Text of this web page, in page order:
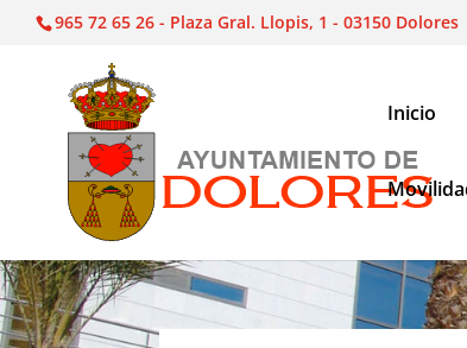
965 72 65 26 - Plaza Gral. Llopis, 1 - 03150 Dolores
Inicio